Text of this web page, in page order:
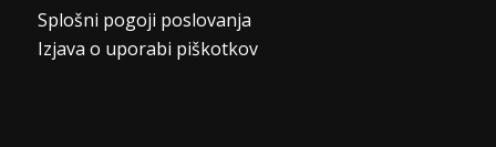
Splošni pogoji poslovanja
Izjava o uporabi piškotkov